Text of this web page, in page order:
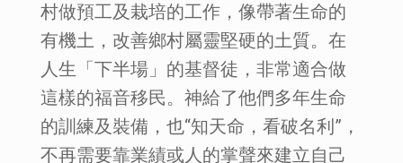
村做預工及栽培的工作，像帶著生命的
有機土，改善鄉村屬靈堅硬的土質。在
人生「下半場」的基督徒，非常適合做
這樣的福音移民。神給了他們多年生命
的訓練及裝備，也“知天命，看破名利”，
不再需要靠業績或人的掌聲來建立自己